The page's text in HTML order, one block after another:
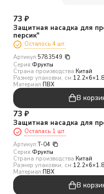
73 ₽
Защитная насадка для
персик"
Осталось 4 шт.
Артикул:5783549
Серия:Фрукты
Страна производства:Китай
Размер упаковки, см:12.2×6×1.8
Материал:ПВХ
В
73 ₽
Защитная насадка для
Осталась 1 шт.
Артикул:T-04
Серия:Фрукты
Страна производства:Китай
Размер упаковки, см:12.2×6×1.8
Материал:ПВХ
В